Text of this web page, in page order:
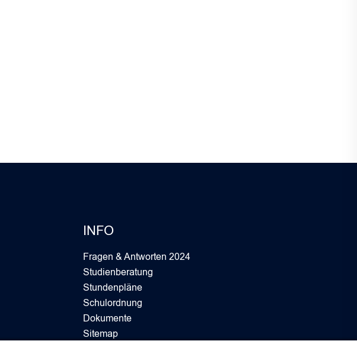
INFO
Fragen & Antworten 2024
Studienberatung
Stundenpläne
Schulordnung
Dokumente
Sitemap